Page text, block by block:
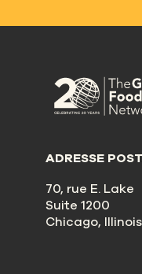
ADRESSE
70, rue E. Lake
Suite 1200
Chicago,